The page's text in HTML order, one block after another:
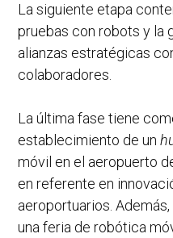
La siguiente etapa
pruebas con robots y la
alianzas estratégicas
colaboradores.
La última fase tiene
establecimiento de un
móvil en el aeropuerto
en referente en
aeroportuarios.
una feria de robótica